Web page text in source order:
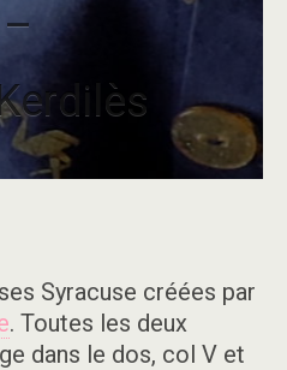
–
Syracuse créées par
. Toutes les deux
dans le dos, col V et